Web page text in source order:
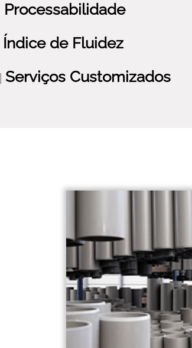
Processabilidade
Índice de Fluidez
Serviços Customizados